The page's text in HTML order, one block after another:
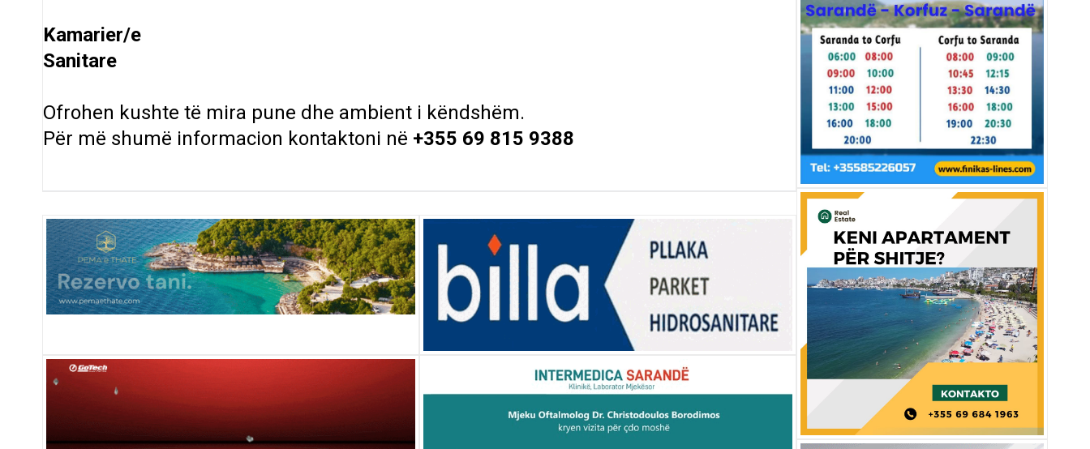
Kamarier/e
Sanitare
Ofrohen kushte të mira pune dhe ambient i këndshëm.
Për më shumë informacion kontaktoni në +355 69 815 9388